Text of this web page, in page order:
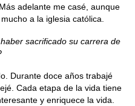
adelante me casé, aunque
a la iglesia católica.
sacrificado su carrera de
Durante doce años trabajé
Cada etapa de la vida tiene
y enriquece la vida.